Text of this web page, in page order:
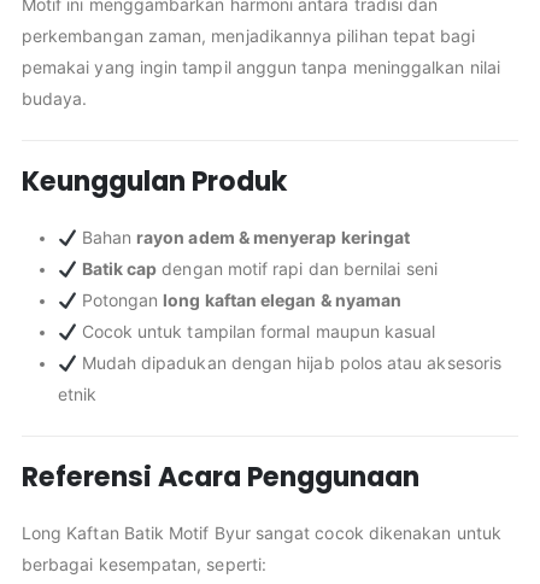
Motif ini menggambarkan harmoni antara tradisi dan
perkembangan zaman, menjadikannya pilihan tepat bagi
pemakai yang ingin tampil anggun tanpa meninggalkan nilai
budaya.
Keunggulan Produk
Bahan rayon adem & menyerap keringat
Batik cap dengan motif rapi dan bernilai seni
Potongan long kaftan elegan & nyaman
Cocok untuk tampilan formal maupun kasual
Mudah dipadukan dengan hijab polos atau aksesoris
etnik
Referensi Acara Penggunaan
Long Kaftan Batik Motif Byur sangat cocok dikenakan untuk
berbagai kesempatan, seperti: